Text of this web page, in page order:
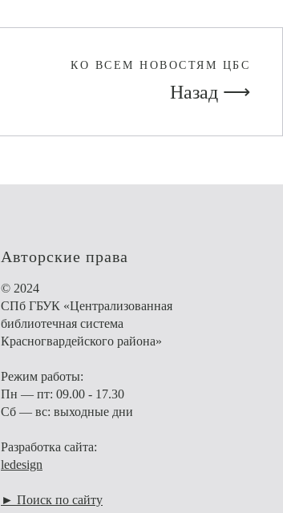
КО ВСЕМ НОВОСТЯМ ЦБС
Назад ⟶
Авторские права
© 2024
СПб ГБУК «Централизованная
библиотечная система
Красногвардейского района»
Режим работы:
Пн — пт: 09.00 - 17.30
Сб — вс: выходные дни
Разработка сайта:
ledesign
► Поиск по сайту